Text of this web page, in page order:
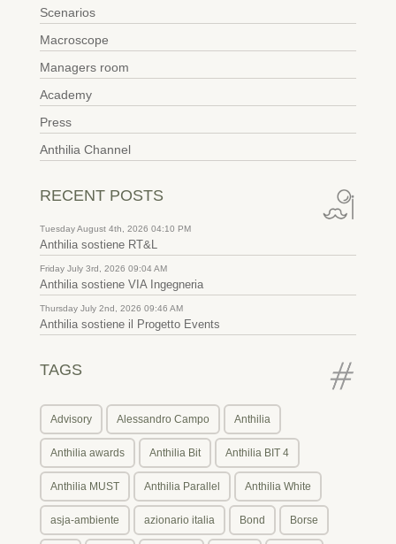
Scenarios
Macroscope
Managers room
Academy
Press
Anthilia Channel
RECENT POSTS
Tuesday August 4th, 2026 04:10 PM
Anthilia sostiene RT&L
Friday July 3rd, 2026 09:04 AM
Anthilia sostiene VIA Ingegneria
Thursday July 2nd, 2026 09:46 AM
Anthilia sostiene il Progetto Events
TAGS
Advisory Alessandro Campo Anthilia
Anthilia awards Anthilia Bit Anthilia BIT 4
Anthilia MUST Anthilia Parallel Anthilia White
asja-ambiente azionario italia Bond Borse